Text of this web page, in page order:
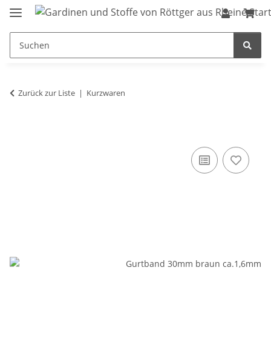
Zurück zur Liste Kurzwaren